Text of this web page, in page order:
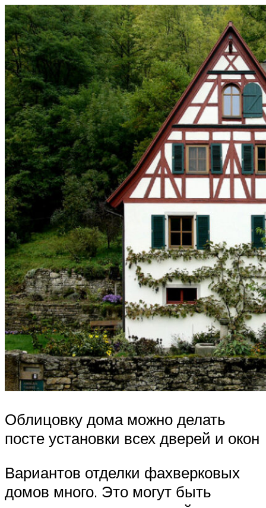
Облицовку дома можно делать
посте установки всех дверей и окон
Вариантов отделки фахверковых
домов много. Это могут быть